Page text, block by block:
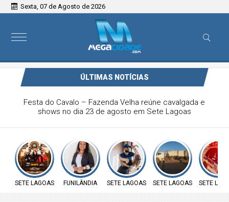
Sexta, 07 de Agosto de 2026
ÚLTIMAS NOTÍCIAS
Vereadora Carol Moura apresenta requerimento na defesa
sobre insalubridade aos servidores públicos e ao direito à
SETE LAGOAS FUNILÂNDIA SETE LAGOAS SETE LAGOAS SETE